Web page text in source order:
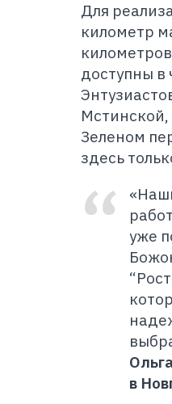
Для
километр
доступны в
Зеленом
здесь
уже
в